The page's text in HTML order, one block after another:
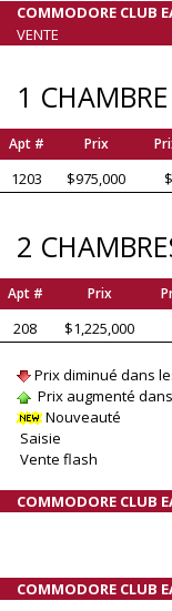
COMMODORE CLUB
VENTE
1
Apt # Prix
1203 $975,000
2
Apt # Prix
208 $1,225,000
Prix diminué dans
Prix augmenté
Nouveauté
Saisie
Vente flash
COMMODORE CLUB
COMMODORE CLUB